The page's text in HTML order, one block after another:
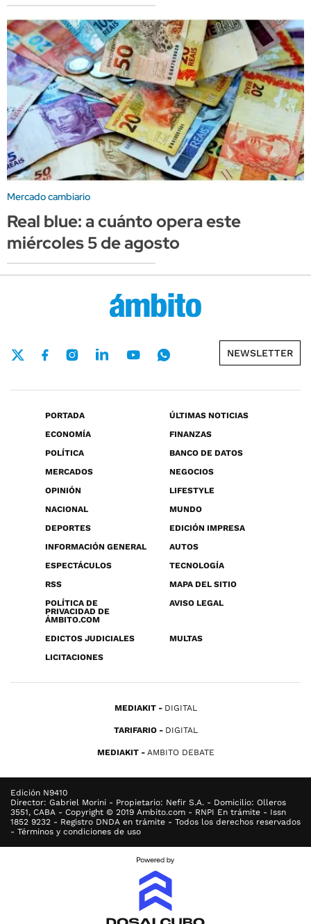
Mercado cambiario
Real blue: a cuánto opera este
miércoles 5 de agosto
NEWSLETTER
PORTADA
ÚLTIMAS NOTICIAS
ECONOMÍA
FINANZAS
POLÍTICA
BANCO DE DATOS
MERCADOS
NEGOCIOS
OPINIÓN
LIFESTYLE
NACIONAL
MUNDO
DEPORTES
EDICIÓN IMPRESA
INFORMACIÓN GENERAL
AUTOS
ESPECTÁCULOS
TECNOLOGÍA
RSS
MAPA DEL SITIO
POLÍTICA DE
PRIVACIDAD DE
ÁMBITO.COM
AVISO LEGAL
EDICTOS JUDICIALES
MULTAS
LICITACIONES
MEDIAKIT DIGITAL
TARIFARIO DIGITAL
MEDIAKIT AMBITO DEBATE
Edición N9410
Director: Gabriel Morini - Propietario: Nefir S.A. - Domicilio: Olleros
3551, CABA - Copyright © 2019 Ambito.com - RNPI En trámite - Issn
1852 9232 - Registro DNDA en trámite - Todos los derechos reservados
- Términos y condiciones de uso